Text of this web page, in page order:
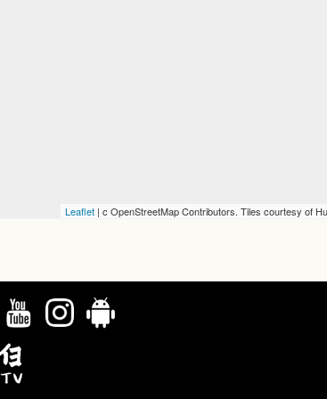
Leaflet| c OpenStreetMap Contributors. Tiles courtesy of